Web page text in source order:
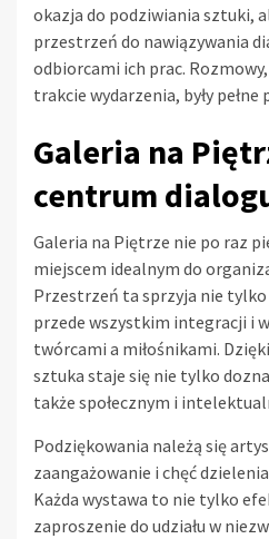
okazja do podziwiania sztuki,
przestrzeń do nawiązywania
odbiorcami ich prac.
trakcie wydarzenia, były pełne
Galeria na
centrum
Galeria na Piętrze nie po raz
miejscem idealnym do
Przestrzeń ta sprzyja nie
przede wszystkim integracji i
twórcami a miłośnikami.
sztuka staje się nie tylko
także społecznym i
Podziękowania należą się
zaangażowanie i chęć
Każda wystawa to nie tylko
zaproszenie do udziału w